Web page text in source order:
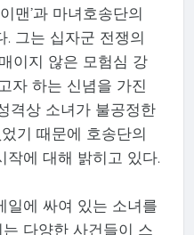
맨’과 마녀호송단의
. 그는 십자군 전쟁의
이지 않은 모험심 강
자 하는 신념을 가진
격상 소녀가 불공정한
기 때문에 호송단의
작에 대해 밝히고 있다.
일에 싸여 있는 소녀를
다양한 사건들이 스